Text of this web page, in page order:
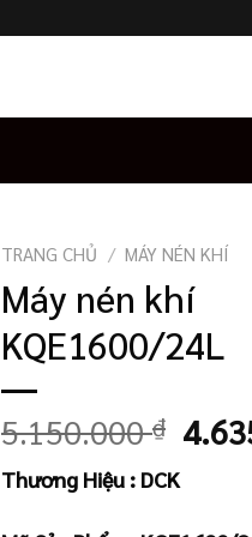
TRANG CHỦ / MÁY NÉN KHÍ
Máy nén khí
KQE1600/24L
5.150.000₫ Giá
Thương Hiệu : DCK